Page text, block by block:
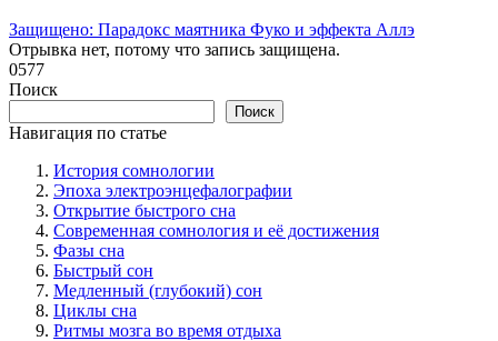
Защищено: Парадокс маятника Фуко и эффекта Аллэ
Отрывка нет, потому что запись защищена.
0577
Поиск
Поиск
Навигация по статье
История сомнологии
Эпоха электроэнцефалографии
Открытие быстрого сна
Современная сомнология и её достижения
Фазы сна
Быстрый сон
Медленный (глубокий) сон
Циклы сна
Ритмы мозга во время отдыха